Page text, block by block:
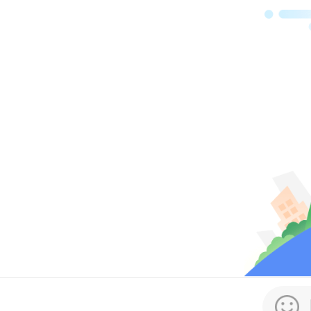
广
须
机
所
局
托
放
产业
点